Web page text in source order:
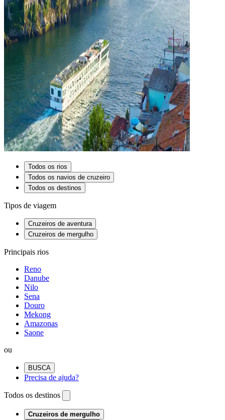
Todos os rios
Todos os navios de cruzeiro
Todos os destinos
Tipos de viagem
Cruzeiros de aventura
Cruzeiros de mergulho
Principais rios
Reno
Danube
Nilo
Sena
Douro
Mekong
Amazonas
Saone
ou
BUSCA
Precisa de ajuda?
Todos os destinos
Cruzeiros de mergulho